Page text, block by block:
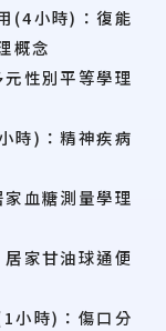
(4小時)：復能
概念
性別平等學理
時)：精神疾病
血糖測量學理
家甘油球通便
小時)：傷口分